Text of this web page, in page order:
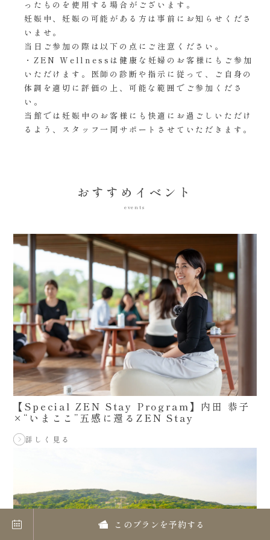
このプランを予約する
ったものを使用する場合がございます。
妊娠中、妊娠の可能がある方は事前にお知らせくださ
いませ。
当日ご参加の際は以下の点にご注意ください。
・ZEN Wellnessは健康な妊婦のお客様にもご参加
いただけます。医師の診断や指示に従って、ご自身の
体調を適切に評価の上、可能な範囲でご参加くださ
い。
当館では妊娠中のお客様にも快適にお過ごしいただけ
るよう、スタッフ一同サポートさせていただきます。
おすすめイベント
events
【Special ZEN Stay Program】内田 恭子
×“いまここ”五感に還るZEN Stay
詳しく見る